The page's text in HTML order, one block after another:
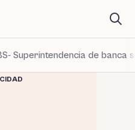
Superintendencia de banca